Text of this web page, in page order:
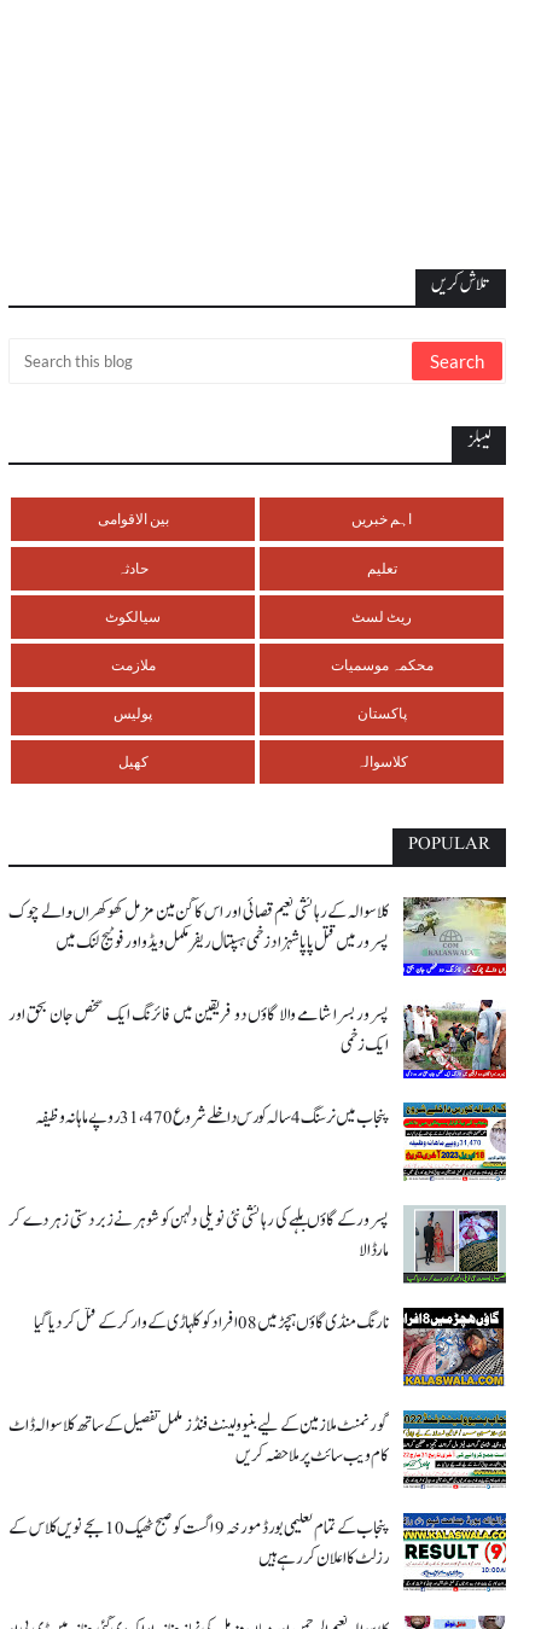
تلاش کریں
لیبلز
اہم خبریں بین الاقوامی
تعلیم حادثہ
ریٹ لسٹ سیالکوٹ
محکمہ موسمیات ملازمت
پاکستان پولیس
کلاسوالہ کھیل
POPULAR
کلاسوالہ کے رہائشی نعیم قصائی اور اس کاگن مین مزمل کھوکھراںوالے چوک
پسرور میں قتل پاپا شہزاد زخمی ہسپتال ریفر مکمل ویڈو اور فوٹیج لنک میں
پسرور بسرا شامے والا گاؤں دو فریقین میں فائرنگ ایک شخص جان بحق اور
ایک زخمی
پنجاب میں نرسنگ 4 سالہ کورس داخلے شروع 31،470 روپے ماہانہ وظیفہ
پسرور کے گاؤں بلہے کی رہائشی نئی نویلی دلہن کو شوہر نے زبردستی زہر دے کر
مار ڈالا
نارنگ منڈی گاؤں ہچڑ میں 08 افراد کو کلہاڑی کے وار کر کے قتل کر دیا گیا
گورنمنٹ ملازمین کے لیے بنیوولینٹ فنڈز مکمل تفصیل کے ساتھ کلاسوالہ ڈاٹ
کام ویب سائٹ پر ملاحضہ کریں
پنجاب کے تمام تعلیمی بورڈ مورخہ 9 اگست کو صبح ٹھیک 10 بجے نویں کلاس کے
رزلٹ کا اعلان کر رہے ہیں